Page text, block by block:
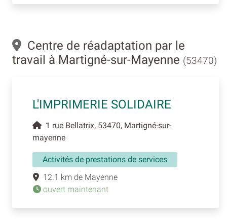
Centre de réadaptation par le
travail à Martigné-sur-Mayenne (53470)
L'IMPRIMERIE SOLIDAIRE
1 rue Bellatrix, 53470, Martigné-sur-
mayenne
Activités de prestations de services
12.1 km de Mayenne
ouvert maintenant